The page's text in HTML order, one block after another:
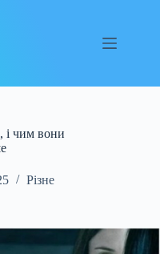
і чим вони
Різне